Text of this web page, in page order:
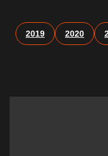
2019 2020